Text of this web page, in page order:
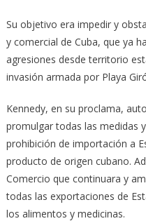
Su objetivo era impedir y
y comercial de Cuba, que ya
agresiones desde territorio
invasión armada por Playa
Kennedy, en su proclama,
promulgar todas las medidas
prohibición de importación a
producto de origen cubano.
Comercio que continuara y
todas las exportaciones de
los alimentos y medicinas.